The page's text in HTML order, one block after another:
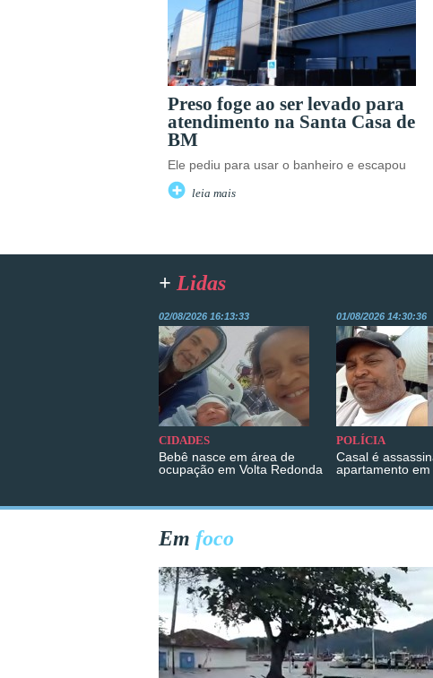
Preso foge ao ser levado para
atendimento na Santa Casa de
BM
Ele pediu para usar o banheiro e escapou
leia mais
+ Lidas
02/08/2026 16:13:33
CIDADES
Bebê nasce em área de
ocupação em Volta Redonda
01/08/2026 14:30:36
POLÍCIA
Casal é
apartamento
Em foco